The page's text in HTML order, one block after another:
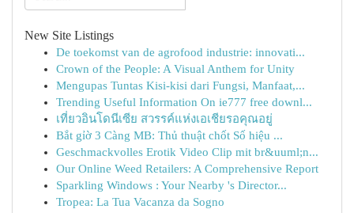
New Site Listings
De toekomst van de agrofood industrie: innovati...
Crown of the People: A Visual Anthem for Unity
Mengupas Tuntas Kisi-kisi dari Fungsi, Manfaat,...
Trending Useful Information On ie777 free downl...
เที่ยวอินโดนีเซีย สวรรค์แห่งเอเชียรอคุณอยู่
Bắt gỉờ 3 Càng MB: Thủ thuật chốt Số hiệu ...
Geschmackvolles Erotik Video Clip mit br&uuml;n...
Our Online Weed Retailers: A Comprehensive Report
Sparkling Windows : Your Nearby 's Director...
Tropea: La Tua Vacanza da Sogno